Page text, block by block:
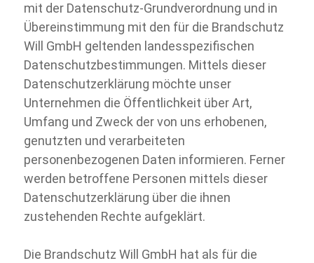
mit der Datenschutz-Grundverordnung und in
Übereinstimmung mit den für die Brandschutz
Will GmbH geltenden landesspezifischen
Datenschutzbestimmungen. Mittels dieser
Datenschutzerklärung möchte unser
Unternehmen die Öffentlichkeit über Art,
Umfang und Zweck der von uns erhobenen,
genutzten und verarbeiteten
personenbezogenen Daten informieren. Ferner
werden betroffene Personen mittels dieser
Datenschutzerklärung über die ihnen
zustehenden Rechte aufgeklärt.
Die Brandschutz Will GmbH hat als für die